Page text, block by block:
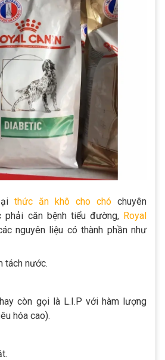
thức ăn khô cho chó chuyên
phải căn bệnh tiểu đường, Royal
nguyên liệu có thành phần như
tách nước.
còn gọi là L.I.P với hàm lượng
hóa cao).